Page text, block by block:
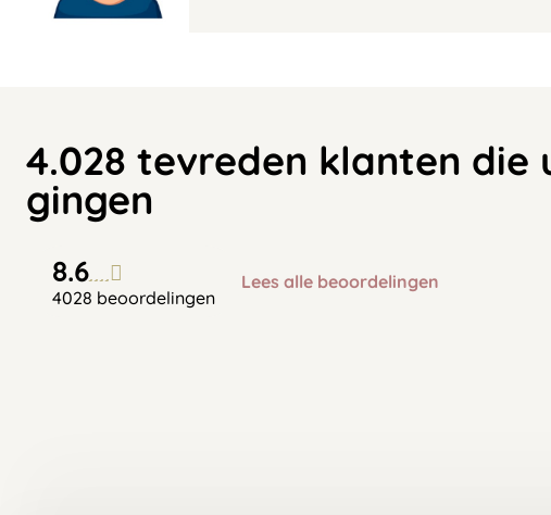
4.028 tevreden klanten die
gingen
8.6
4028 beoordelingen
Lees alle beoordelingen